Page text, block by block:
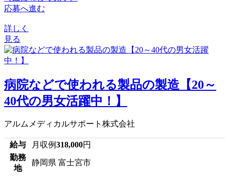
応募へ進む
詳しく
見る
病院などで使われる製品の製造【20～
40代の男女活躍中！】
アルムメディカルサポート株式会社
給与 月収例318,000円
勤務
地
静岡県 富士宮市